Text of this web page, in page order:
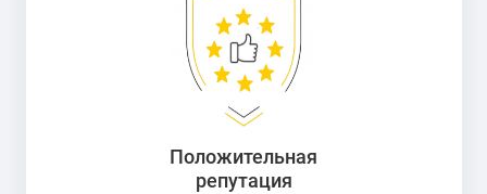
Положительная
репутация